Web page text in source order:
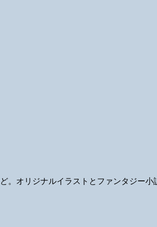
。オリジナルイラストとファンタジー小